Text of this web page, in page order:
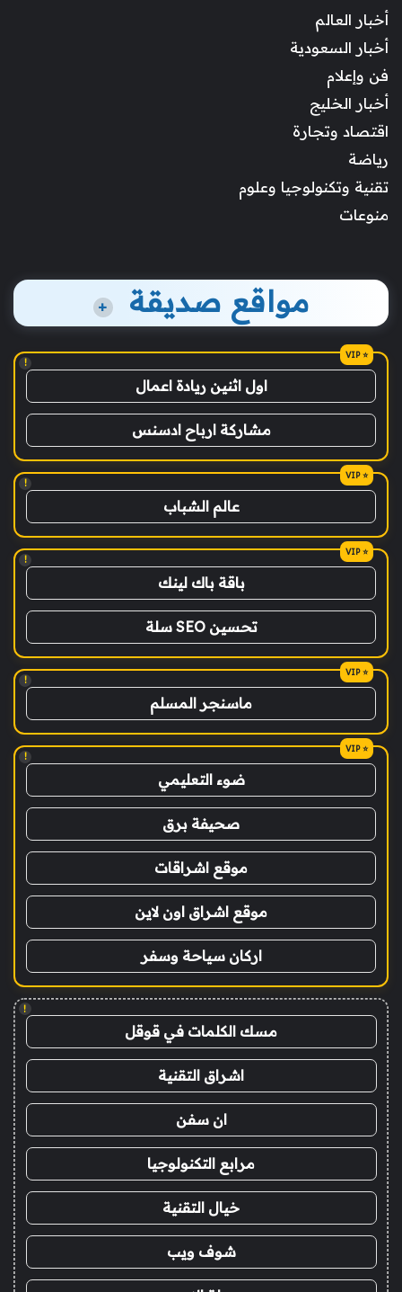
أخبار العالم
أخبار السعودية
فن وإعلام
أخبار الخليج
اقتصاد وتجارة
رياضة
تقنية وتكنولوجيا وعلوم
منوعات
مواقع صديقة +
!
اول اثنين ريادة اعمال
مشاركة ارباح ادسنس
!
عالم الشباب
!
باقة باك لينك
تحسين SEO سلة
!
ماسنجر المسلم
!
ضوء التعليمي
صحيفة برق
موقع اشراقات
موقع اشراق اون لاين
اركان سياحة وسفر
!
مسك الكلمات في قوقل
اشراق التقنية
ان سفن
مرابع التكنولوجيا
خيال التقنية
شوف ويب